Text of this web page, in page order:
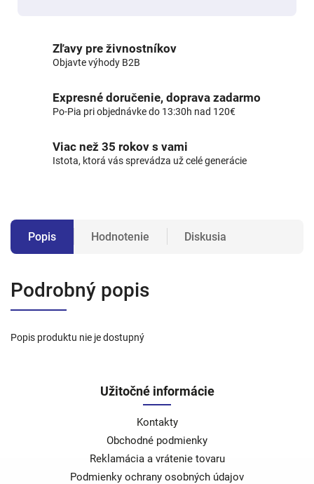
Zľavy pre živnostníkov
Objavte výhody B2B
Expresné doručenie, doprava zadarmo
Po-Pia pri objednávke do 13:30h nad 120€
Viac než 35 rokov s vami
Istota, ktorá vás sprevádza už celé generácie
Popis Hodnotenie Diskusia
Podrobný popis
Popis produktu nie je dostupný
Užitočné informácie
Kontakty
Obchodné podmienky
Reklamácia a vrátenie tovaru
Podmienky ochrany osobných údajov